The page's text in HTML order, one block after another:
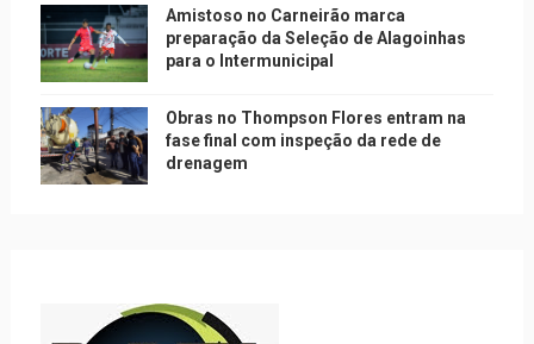
Amistoso no Carneirão marca
preparação da Seleção de Alagoinhas
para o Intermunicipal
Obras no Thompson Flores entram na
fase final com inspeção da rede de
drenagem